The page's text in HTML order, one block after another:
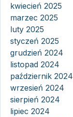
kwiecień 2025
marzec 2025
luty 2025
styczeń 2025
grudzień 2024
listopad 2024
październik 2024
wrzesień 2024
sierpień 2024
lipiec 2024